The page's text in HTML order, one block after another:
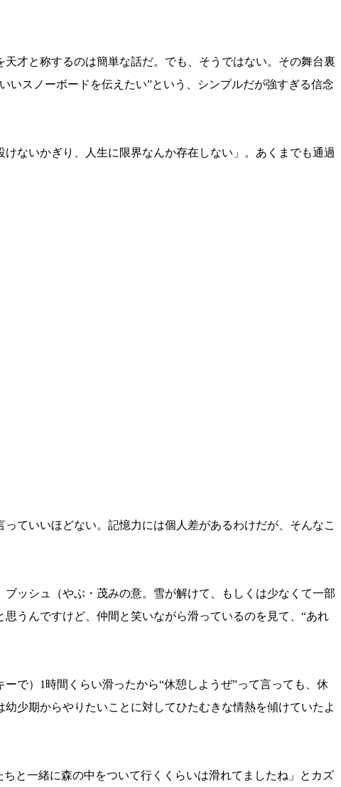
才と称するのは簡単な話だ。でも、そうではない。その舞台裏
いスノーボードを伝えたい”という、シンプルだが強すぎる信念
ないかぎり、人生に限界なんか存在しない」。あくまでも通過
ていいほどない。記憶力には個人差があるわけだが、そんなこ
ッシュ（やぶ・茂みの意。雪が解けて、もしくは少なくて一部
うんですけど、仲間と笑いながら滑っているのを見て、“あれ
で）1時間くらい滑ったから“休憩しようぜ”って言っても、休
少期からやりたいことに対してひたむきな情熱を傾けていたよ
と一緒に森の中をついて行くくらいは滑れてましたね」とカズ